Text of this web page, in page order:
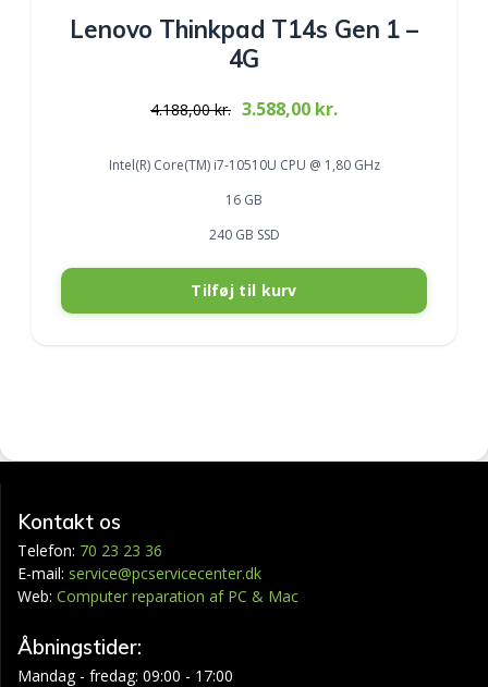
Lenovo Thinkpad T14s Gen 1 –
4G
4.188,00kr. Original
4.188,00 kr..
3.588,00 kr.Current
3.588,00 kr..
Intel(R) Core(TM) i7-10510U CPU @ 1,80 GHz
16 GB
240 GB SSD
Tilføj til kurv
Kontakt os
Telefon: 70 23 23 36
E-mail: service@pcservicecenter.dk
Web: Computer reparation af PC & Mac
Åbningstider:
Mandag - fredag: 09:00 - 17:00